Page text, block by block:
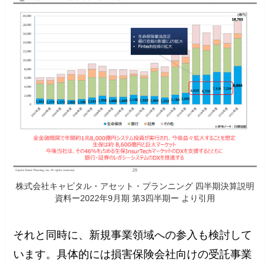
株式会社キャピタル・アセット・プランニング 四半期決算説明
資料ー2022年9月期 第3四半期ー より引用
それと同時に、新規事業領域への参入も検討して
います。具体的には損害保険会社向けの受託事業